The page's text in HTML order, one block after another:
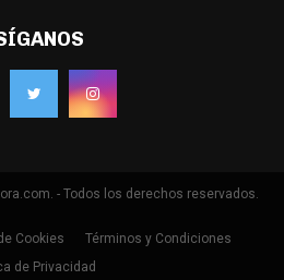
- Todos los derechos reservados.
Cookies
Términos y Condiciones
de Privacidad